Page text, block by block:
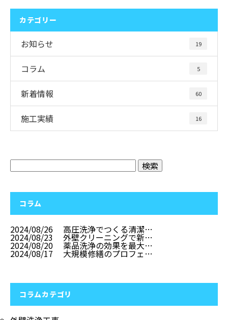
カテゴリー
お知らせ 19
コラム 5
新着情報 60
施工実績 16
コラム
2024/08/26 高圧洗浄でつくる清潔…
2024/08/23 外壁クリーニングで新…
2024/08/20 薬品洗浄の効果を最大…
2024/08/17 大規模修繕のプロフェ…
コラムカテゴリ